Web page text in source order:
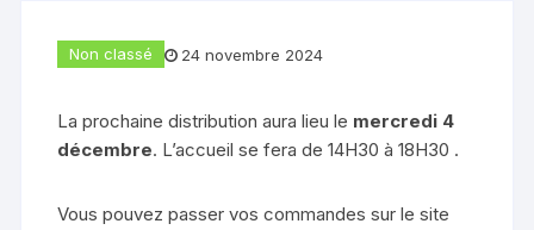
Non classé 24 novembre 2024
La prochaine distribution aura lieu le mercredi 4
décembre. L’accueil se fera de 14H30 à 18H30 .
Vous pouvez passer vos commandes sur le site